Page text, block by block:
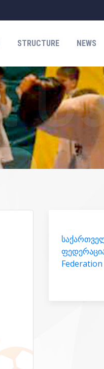
STRUCTURE NEWS
Federation